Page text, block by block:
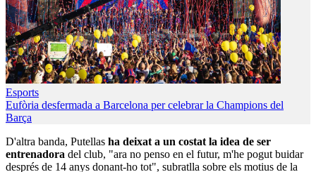
Esports
Eufòria desfermada a Barcelona per celebrar la Champions del
Barça
D'altra banda, Putellas ha deixat a un costat la idea de ser
entrenadora del club, "ara no penso en el futur, m'he pogut buidar
després de 14 anys donant-ho tot", subratlla sobre els motius de la